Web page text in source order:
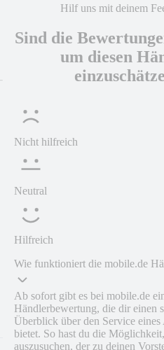
Hilf uns mit deinem
Sind die
um diesen
Nicht hilfreich
Neutral
Hilfreich
Wie funktioniert die mobile.de
Ab sofort gibt es bei mobile.de
Händlerbewertung, die dir einen
Überblick über den Service eines
bietet. So hast du die
auszusuchen, der zu deinen